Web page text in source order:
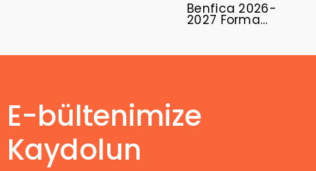
Benfica 2026-
2027 Forma
E-bültenimize
Kaydolun